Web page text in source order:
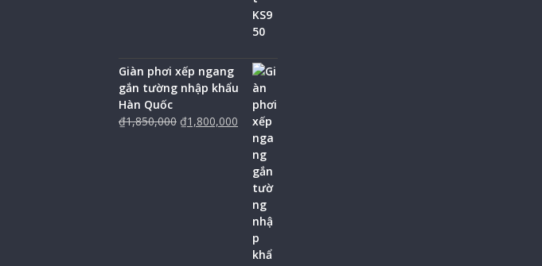
Giàn phơi xếp ngang
gắn tường nhập khẩu
Hàn Quốc
₫1,850,000 ₫1,800,000